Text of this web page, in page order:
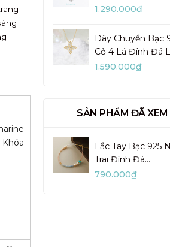
Clover - VYB27
1.290.000₫
Dây Chuyền Bạc
Cỏ 4 Lá Đính Đá
Lánh Lady Clover -
1.590.000₫
SẢN PHẨM ĐÃ XEM
Lắc Tay Bạc 925
Trai Đính Đá
Aquamarine &
790.000₫